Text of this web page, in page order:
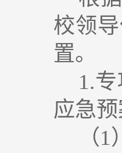
校领
置。
1.
应急
（